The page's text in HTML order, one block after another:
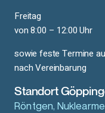
Freitag
von 8:00 – 12:00 Uhr
sowie feste Termine
nach Vereinbarung
Standort
Röntgen,